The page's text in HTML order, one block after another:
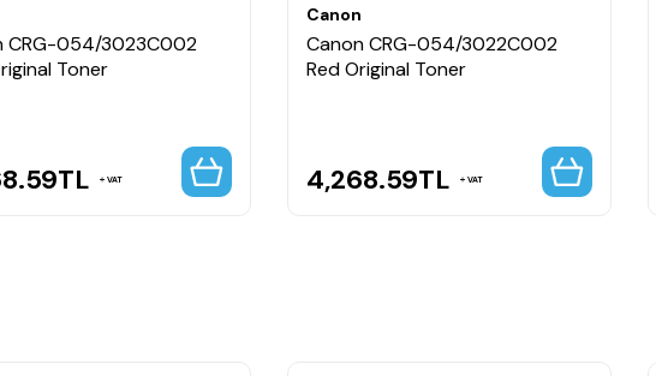
CRG-054/3023C002
Toner
TL VAT
Canon
Canon CRG-054/3022C002
Red Original Toner
4,268.59TL VAT